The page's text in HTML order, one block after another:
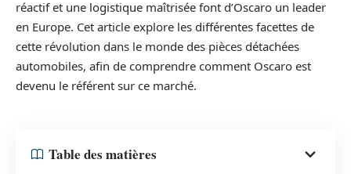
réactif et une logistique maîtrisée font d’Oscaro un leader
en Europe. Cet article explore les différentes facettes de
cette révolution dans le monde des pièces détachées
automobiles, afin de comprendre comment Oscaro est
devenu le référent sur ce marché.
Table des matières